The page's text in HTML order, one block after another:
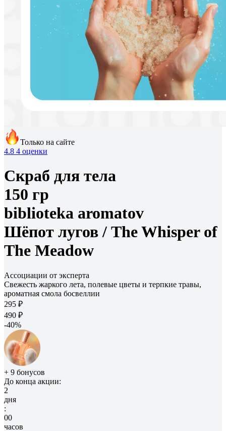
Только на сайте
4.8 4 оценки
Скраб для тела
150 гр
biblioteka aromatov
Шёпот лугов / The Whisper of
The Meadow
Ассоциации от эксперта
Свежесть жаркого лета, полевые цветы и терпкие травы,
ароматная смола босвеллии
295 ₽
490 ₽
-40%
+ 9 бонусов
До конца акции:
2
дня
:
00
часов